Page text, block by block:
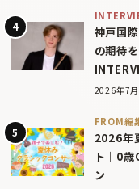
神戸国
の期待
2026年7
FROM編
2026年
ト｜0
ン